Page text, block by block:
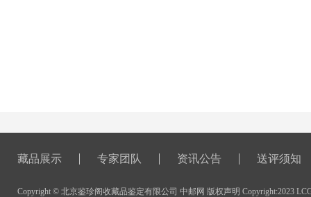
藏品展示 专家团队 资讯公告 送评须知
Copyright © 北京鉴珍阁收藏品鉴定有限公司 中邮网 版权声明 Copyright:2023